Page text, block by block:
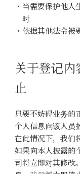
・当需要保护他
时
・依据其他法令被
关于登记
止
只要不妨碍业务的
个人信息向该人员
在此情况下，我们
如果向本人披露的
司将立即对其修改